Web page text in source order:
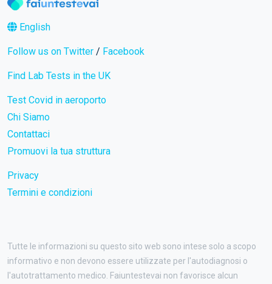
English
Follow us on Twitter / Facebook
Find Lab Tests in the UK
Test Covid in aeroporto
Chi Siamo
Contattaci
Promuovi la tua struttura
Privacy
Termini e condizioni
Tutte le informazioni su questo sito web sono intese solo a scopo
informativo e non devono essere utilizzate per l'autodiagnosi o
l'autotrattamento medico. Faiuntestevai non favorisce alcun